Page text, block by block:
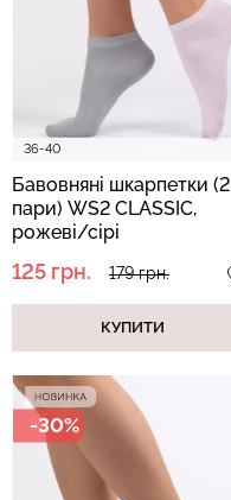
36-40
Бавовняні шкарпетки (2
пари) WS2 CLASSIC,
рожеві/сірі
125 грн. 179 грн.
КУПИТИ
-30%